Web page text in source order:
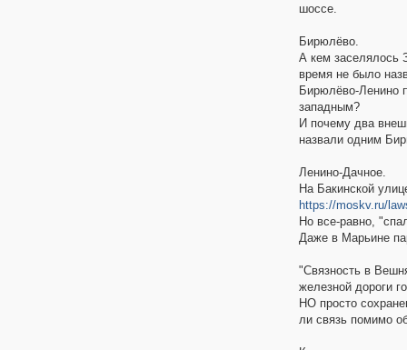
шоссе.
Бирюлёво.
А кем заселялось
время не было
Бирюлёво-Ленино
западным?
И почему два
назвали одним
Ленино-Дачное.
На Бакинской
https://moskv.ru/
Но все-равно,
Даже в Марьине
"Связность в
железной дороги
НО просто
ли связь помимо